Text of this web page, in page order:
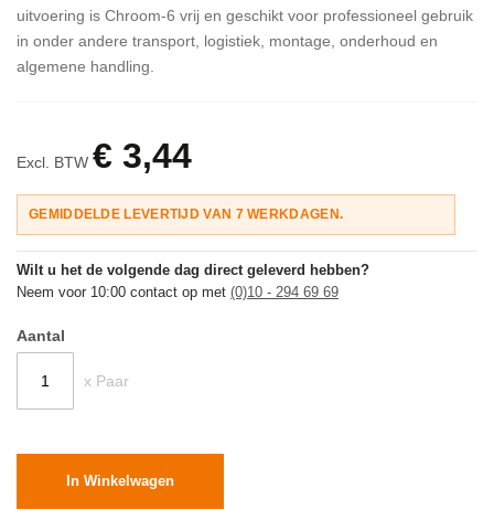
uitvoering is Chroom-6 vrij en geschikt voor professioneel gebruik
in onder andere transport, logistiek, montage, onderhoud en
algemene handling.
Excl. BTW € 3,44
GEMIDDELDE LEVERTIJD VAN 7 WERKDAGEN.
Wilt u het de volgende dag direct geleverd hebben?
Neem voor 10:00 contact op met (0)10 - 294 69 69
Aantal
x Paar
In Winkelwagen